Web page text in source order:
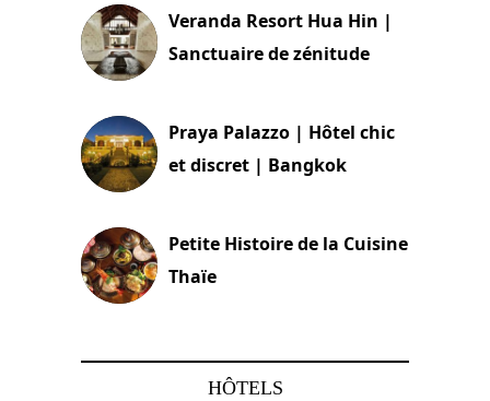
Veranda Resort Hua Hin |
Sanctuaire de zénitude
Praya Palazzo | Hôtel chic
et discret | Bangkok
Petite Histoire de la Cuisine
Thaïe
HÔTELS